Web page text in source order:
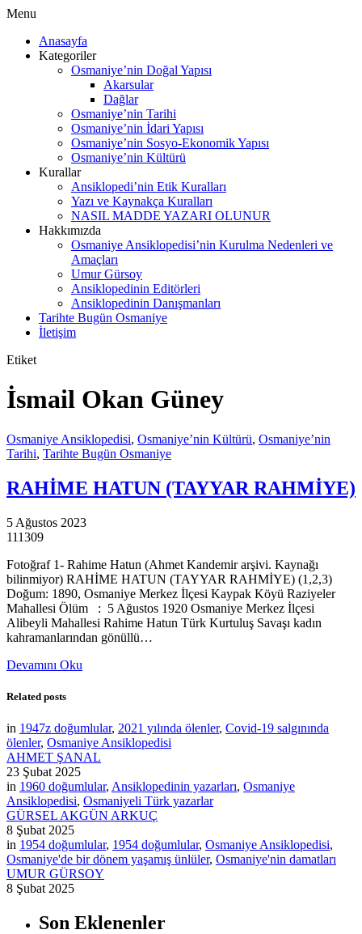
Menu
Anasayfa
Kategoriler
Osmaniye’nin Doğal Yapısı
Akarsular
Dağlar
Osmaniye’nin Tarihi
Osmaniye’nin İdari Yapısı
Osmaniye’nin Sosyo-Ekonomik Yapısı
Osmaniye’nin Kültürü
Kurallar
Ansiklopedi’nin Etik Kuralları
Yazı ve Kaynakça Kuralları
NASIL MADDE YAZARI OLUNUR
Hakkımızda
Osmaniye Ansiklopedisi’nin Kurulma Nedenleri ve
Amaçları
Umur Gürsoy
Ansiklopedinin Editörleri
Ansiklopedinin Danışmanları
Tarihte Bugün Osmaniye
İletişim
Etiket
İsmail Okan Güney
Osmaniye Ansiklopedisi, Osmaniye’nin Kültürü, Osmaniye’nin
Tarihi, Tarihte Bugün Osmaniye
RAHİME HATUN (TAYYAR RAHMİYE)
5 Ağustos 2023
111309
Fotoğraf 1- Rahime Hatun (Ahmet Kandemir arşivi. Kaynağı
bilinmiyor) RAHİME HATUN (TAYYAR RAHMİYE) (1,2,3)
Doğum: 1890, Osmaniye Merkez İlçesi Kaypak Köyü Raziyeler
Mahallesi Ölüm : 5 Ağustos 1920 Osmaniye Merkez İlçesi
Alibeyli Mahallesi Rahime Hatun Türk Kurtuluş Savaşı kadın
kahramanlarından gönüllü…
Devamını Oku
Related posts
in 1947z doğumlular, 2021 yılında ölenler, Covid-19 salgınında
ölenler, Osmaniye Ansiklopedisi
AHMET ŞANAL
23 Şubat 2025
in 1960 doğumlular, Ansiklopedinin yazarları, Osmaniye
Ansiklopedisi, Osmaniyeli Türk yazarlar
GÜRSEL AKGÜN ARKUÇ
8 Şubat 2025
in 1954 doğumlular, 1954 doğumlular, Osmaniye Ansiklopedisi,
Osmaniye'de bir dönem yaşamış ünlüler, Osmaniye'nin damatları
UMUR GÜRSOY
8 Şubat 2025
Son Eklenenler